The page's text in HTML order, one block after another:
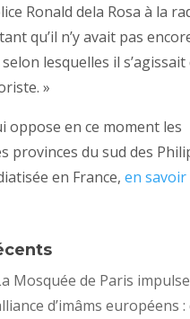
Ronald dela Rosa à la
qu’il n’y avait pas
lesquelles il s’agissait
»
oppose en ce moment les
provinces du sud des
en France, en savoir
Mosquée de Paris
d’imâms européens :